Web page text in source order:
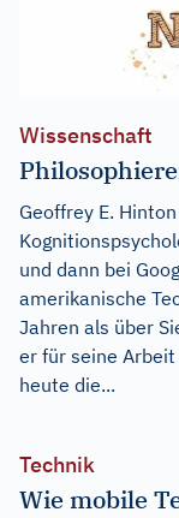
Wissenschaft
Geoffrey E.
und dann bei
amerikanische
Jahren als über
er für seine
heute die...
Technik
Wie mobile